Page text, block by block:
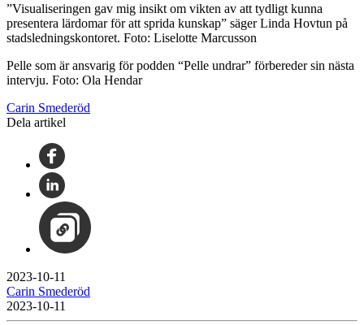
”Visualiseringen gav mig insikt om vikten av att tydligt kunna
presentera lärdomar för att sprida kunskap” säger Linda Hovtun på
stadsledningskontoret. Foto: Liselotte Marcusson
Pelle som är ansvarig för podden “Pelle undrar” förbereder sin nästa
intervju. Foto: Ola Hendar
Carin Smederöd
Dela artikel
2023-10-11
Carin Smederöd
2023-10-11